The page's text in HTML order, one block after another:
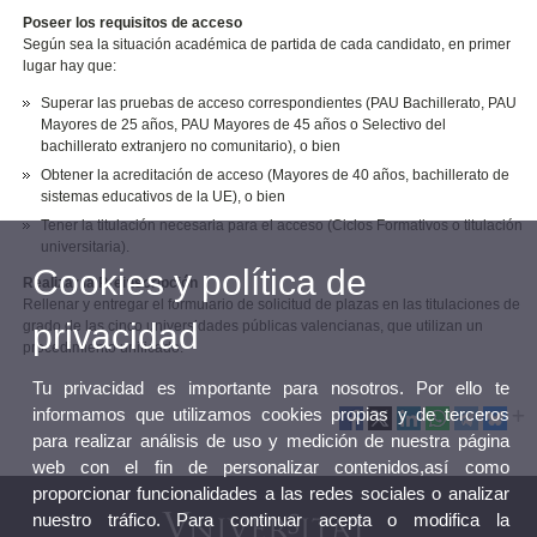
Poseer los requisitos de acceso
Según sea la situación académica de partida de cada candidato, en primer
lugar hay que:
Superar las pruebas de acceso correspondientes (PAU Bachillerato, PAU
Mayores de 25 años, PAU Mayores de 45 años o Selectivo del
bachillerato extranjero no comunitario), o bien
Obtener la acreditación de acceso (Mayores de 40 años, bachillerato de
sistemas educativos de la UE), o bien
Tener la titulación necesaria para el acceso (Ciclos Formativos o titulación
universitaria).
Realizar la Preinscripción
Rellenar y entregar el formulario de solicitud de plazas en las titulaciones de
grado de las cinco universidades públicas valencianas, que utilizan un
procedimiento unificado.
Cookies y política de
privacidad
Tu privacidad es importante para nosotros. Por ello te
informamos que utilizamos cookies propias y de terceros
para realizar análisis de uso y medición de nuestra página
web con el fin de personalizar contenidos,así como
proporcionar funcionalidades a las redes sociales o analizar
nuestro tráfico. Para continuar acepta o modifica la